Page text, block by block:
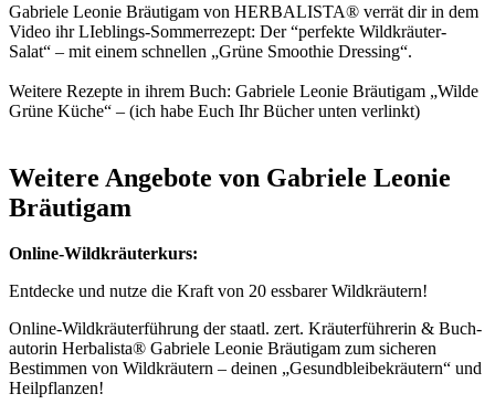
Gabrie­le Leo­nie Bräu­ti­gam von HERBALISTA® ver­rät dir in dem
Video ihr LIeb­lings-Som­mer­re­zept: Der “per­fek­te Wild­kräu­ter-
Salat“ – mit einem schnel­len „Grü­ne Smoothie Dressing“.
Wei­te­re Rezep­te in ihrem Buch: Gabrie­le Leo­nie Bräu­ti­gam „Wil­de
Grü­ne Küche“ – (ich habe Euch Ihr Bücher unten verlinkt)
Weitere Angebote von Gabriele Leonie
Bräutigam
Online-Wild­kräu­ter­kurs:
Ent­de­cke und nut­ze die Kraft von 20 ess­ba­rer Wildkräutern!
Online-Wild­kräu­ter­füh­rung der staatl. zert. Kräu­ter­füh­re­rin & Buch­
au­to­rin Her­ba­lis­ta® Gabrie­le Leo­nie Bräu­ti­gam zum siche­ren
Bestim­men von Wild­kräu­tern – dei­nen „Gesund­blei­be­kräu­tern“ und
Heilpflanzen!